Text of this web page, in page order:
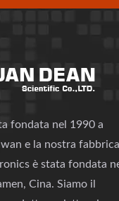
fondata nel 1990 a
e la nostra
è stata fondata
Cina. Siamo il